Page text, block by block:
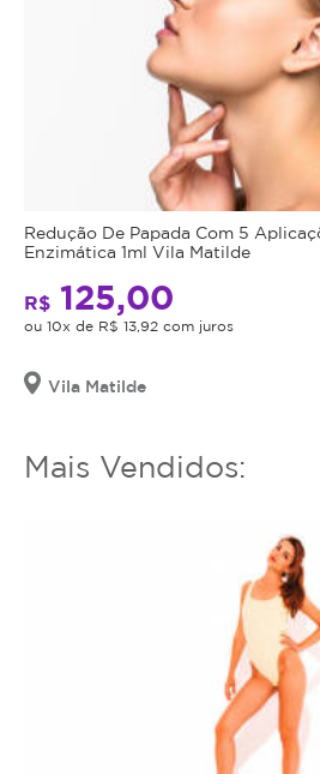
Redução De Papada Com 5
Enzimática 1ml Vila Matilde
R$ 125,00
ou 10x de R$ 13,92 com juros
Vila Matilde
Mais Vendidos: